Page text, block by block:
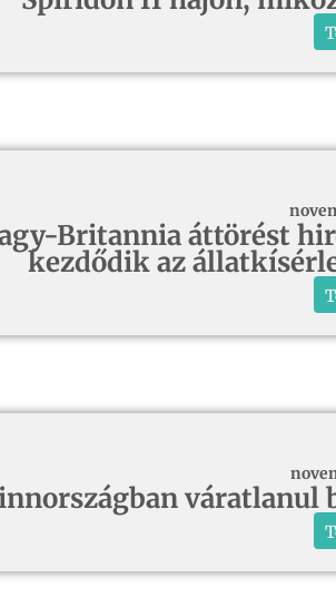
Britannia áttörést
kezdődik az